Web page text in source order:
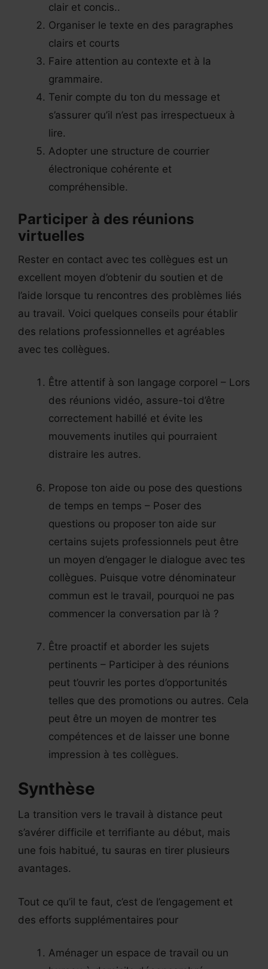
clair et concis..
Organiser le texte en des paragraphes
clairs et courts
Faire attention au contexte et à la
grammaire.
Tenir compte du ton du message et
s’assurer qu’il n’est pas irrespectueux à
lire.
Adopter une structure de courrier
électronique cohérente et
compréhensible.
Participer à des réunions
virtuelles
Rester en contact avec tes collègues est un
excellent moyen d’obtenir du soutien et de
l’aide lorsque tu rencontres des problèmes liés
au travail. Voici quelques conseils pour établir
des relations professionnelles et agréables
avec tes collègues.
Être attentif à son langage corporel – Lors
des réunions vidéo, assure-toi d’être
correctement habillé et évite les
mouvements inutiles qui pourraient
distraire les autres.
Propose ton aide ou pose des questions
de temps en temps – Poser des
questions ou proposer ton aide sur
certains sujets professionnels peut être
un moyen d’engager le dialogue avec tes
collègues. Puisque votre dénominateur
commun est le travail, pourquoi ne pas
commencer la conversation par là ?
Être proactif et aborder les sujets
pertinents – Participer à des réunions
peut t’ouvrir les portes d’opportunités
telles que des promotions ou autres. Cela
peut être un moyen de montrer tes
compétences et de laisser une bonne
impression à tes collègues.
Synthèse
La transition vers le travail à distance peut
s’avérer difficile et terrifiante au début, mais
une fois habitué, tu sauras en tirer plusieurs
avantages.
Tout ce qu’il te faut, c’est de l’engagement et
des efforts supplémentaires pour
Aménager un espace de travail ou un